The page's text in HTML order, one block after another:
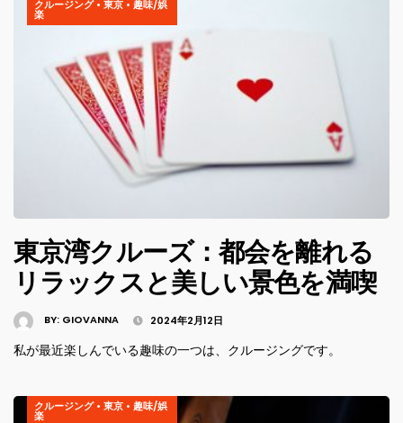
クルージング• 東京 • 趣味/娯
楽
東京湾クルーズ：都会を離れる
リラックスと美しい景色を満喫
BY: GIOVANNA 2024年2月12日
私が最近楽しんでいる趣味の一つは、クルージングです。
クルージング• 東京 • 趣味/娯
楽